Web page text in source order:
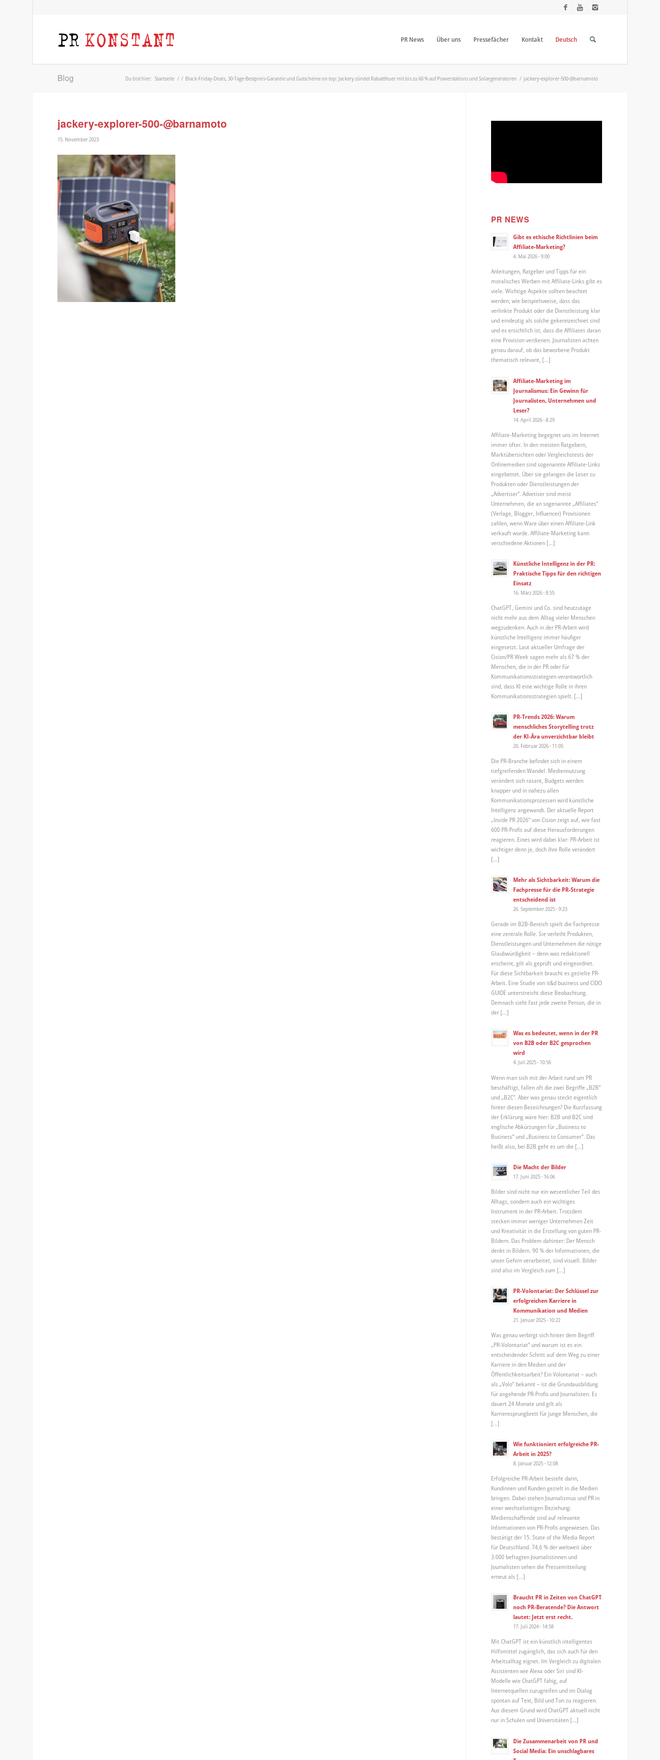
PR News Über uns Pressefächer Kontakt Deutsch
Blog Du bist hier: Startseite / / Black-Friday-Deals, 30-Tage-Bestpreis-Garantie und Gutscheine on top: Jackery zündet Rabattfeuer mit bis zu 60 % auf Powerstations und Solargeneratoren / jackery-explorer-500-@barnamoto
jackery-explorer-500-@barnamoto
15. November 2023
PR NEWS
Gibt es ethische Richtlinien beim
Affiliate-Marketing?
4. Mai 2026 - 9:00
Anleitungen, Ratgeber und Tipps für ein
moralisches Werben mit Affiliate-Links gibt es
viele. Wichtige Aspekte sollten beachtet
werden, wie beispielsweise, dass das
verlinkte Produkt oder die Dienstleistung klar
und eindeutig als solche gekennzeichnet sind
und es ersichtlich ist, dass die Affiliates daran
eine Provision verdienen. Journalisten achten
genau darauf, ob das beworbene Produkt
thematisch relevant, […]
Affiliate-Marketing im
Journalismus: Ein Gewinn für
Journalisten, Unternehmen und
Leser?
14. April 2026 - 8:29
Affiliate-Marketing begegnet uns im Internet
immer öfter. In den meisten Ratgebern,
Marktübersichten oder Vergleichstests der
Onlinemedien sind sogenannte Affiliate-Links
eingebettet. Über sie gelangen die Leser zu
Produkten oder Dienstleistungen der
„Advertiser“. Advetiser sind meist
Unternehmen, die an sogenannte „Affiliates“
(Verlage, Blogger, Influencer) Provisionen
zahlen, wenn Ware über einen Affiliate-Link
verkauft wurde. Affiliate-Marketing kann
verschiedene Aktionen […]
Künstliche Intelligenz in der PR:
Praktische Tipps für den richtigen
Einsatz
16. März 2026 - 8:55
ChatGPT, Gemini und Co. sind heutzutage
nicht mehr aus dem Alltag vieler Menschen
wegzudenken. Auch in der PR-Arbeit wird
künstliche Intelligenz immer häufiger
eingesetzt. Laut aktueller Umfrage der
Cision/PR Week sagen mehr als 67 % der
Menschen, die in der PR oder für
Kommunikationsstrategien verantwortlich
sind, dass KI eine wichtige Rolle in ihren
Kommunikationsstrategien spielt. […]
PR-Trends 2026: Warum
menschliches Storytelling trotz
der KI-Ära unverzichtbar bleibt
20. Februar 2026 - 11:05
Die PR-Branche befindet sich in einem
tiefgreifenden Wandel. Mediennutzung
verändert sich rasant, Budgets werden
knapper und in nahezu allen
Kommunikationsprozessen wird künstliche
Intelligenz angewandt. Der aktuelle Report
„Inside PR 2026“ von Cision zeigt auf, wie fast
600 PR-Profis auf diese Herausforderungen
reagieren. Eines wird dabei klar: PR-Arbeit ist
wichtiger denn je, doch ihre Rolle verändert
[…]
Mehr als Sichtbarkeit: Warum die
Fachpresse für die PR-Strategie
entscheidend ist
26. September 2025 - 9:23
Gerade im B2B-Bereich spielt die Fachpresse
eine zentrale Rolle. Sie verleiht Produkten,
Dienstleistungen und Unternehmen die nötige
Glaubwürdigkeit – denn was redaktionell
erscheint, gilt als geprüft und eingeordnet.
Für diese Sichtbarkeit braucht es gezielte PR-
Arbeit. Eine Studie von it&d business und CIDO
GUIDE unterstreicht diese Beobachtung.
Demnach sieht fast jede zweite Person, die in
der […]
Was es bedeutet, wenn in der PR
von B2B oder B2C gesprochen
wird
4. Juli 2025 - 10:56
Wenn man sich mit der Arbeit rund um PR
beschäftigt, fallen oft die zwei Begriffe „B2B“
und „B2C“. Aber was genau steckt eigentlich
hinter diesen Bezeichnungen? Die Kurzfassung
der Erklärung wäre hier: B2B und B2C sind
englische Abkürzungen für „Business to
Business“ und „Business to Consumer“. Das
heißt also, bei B2B geht es um die […]
Die Macht der Bilder
17. Juni 2025 - 16:06
Bilder sind nicht nur ein wesentlicher Teil des
Alltags, sondern auch ein wichtiges
Instrument in der PR-Arbeit. Trotzdem
stecken immer weniger Unternehmen Zeit
und Kreativität in die Erstellung von guten PR-
Bildern. Das Problem dahinter: Der Mensch
denkt in Bildern. 90 % der Informationen, die
unser Gehirn verarbeitet, sind visuell. Bilder
sind also im Vergleich zum […]
PR-Volontariat: Der Schlüssel zur
erfolgreichen Karriere in
Kommunikation und Medien
21. Januar 2025 - 10:22
Was genau verbirgt sich hinter dem Begriff
„PR-Volontariat“ und warum ist es ein
entscheidender Schritt auf dem Weg zu einer
Karriere in den Medien und der
Öffentlichkeitsarbeit? Ein Volontariat – auch
als „Volo“ bekannt – ist die Grundausbildung
für angehende PR-Profis und Journalisten. Es
dauert 24 Monate und gilt als
Karrieresprungbrett für junge Menschen, die
[…]
Wie funktioniert erfolgreiche PR-
Arbeit in 2025?
8. Januar 2025 - 12:08
Erfolgreiche PR-Arbeit besteht darin,
Kundinnen und Kunden gezielt in die Medien
bringen. Dabei stehen Journalismus und PR in
einer wechselseitigen Beziehung:
Medienschaffende sind auf relevante
Informationen von PR-Profis angewiesen. Das
bestätigt der 15. State of the Media Report
für Deutschland. 74,6 % der weltweit über
3.000 befragten Journalistinnen und
Journalisten sehen die Pressemitteilung
erneut als […]
Braucht PR in Zeiten von ChatGPT
noch PR-Beratende? Die Antwort
lautet: Jetzt erst recht.
17. Juli 2024 - 14:58
Mit ChatGPT ist ein künstlich intelligentes
Hilfsmittel zugänglich, das sich auch für den
Arbeitsalltag eignet. Im Vergleich zu digitalen
Assistenten wie Alexa oder Siri sind KI-
Modelle wie ChatGPT fähig, auf
Internetquellen zuzugreifen und im Dialog
spontan auf Text, Bild und Ton zu reagieren.
Aus diesem Grund wird ChatGPT aktuell nicht
nur in Schulen und Universitäten […]
Die Zusammenarbeit von PR und
Social Media: Ein unschlagbares